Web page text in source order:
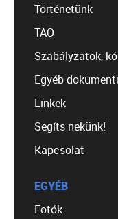
Történetünk
TAO
Szabályzatok,
Egyéb
Linkek
Segíts nekünk!
Kapcsolat
EGYÉB
Fotók